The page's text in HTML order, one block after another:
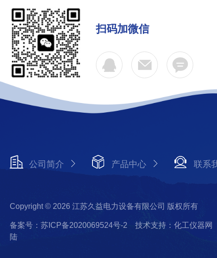
扫码加微信
公司简介 产品中心 联系
Copyright © 2026 江苏久益电力设备有限公司 版权所有
备案号：苏ICP备2020069524号-2
技术支持：化工仪器网
陆